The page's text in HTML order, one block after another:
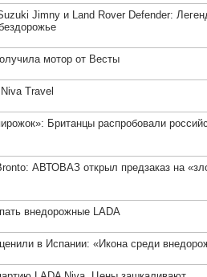
Jimny и Land Rover Defender:
мотор от Весты
Travel
Британцы распробовали
АВТОВАЗ открыл предзаказ на
внедорожные LADA
в Испании: «Икона среди